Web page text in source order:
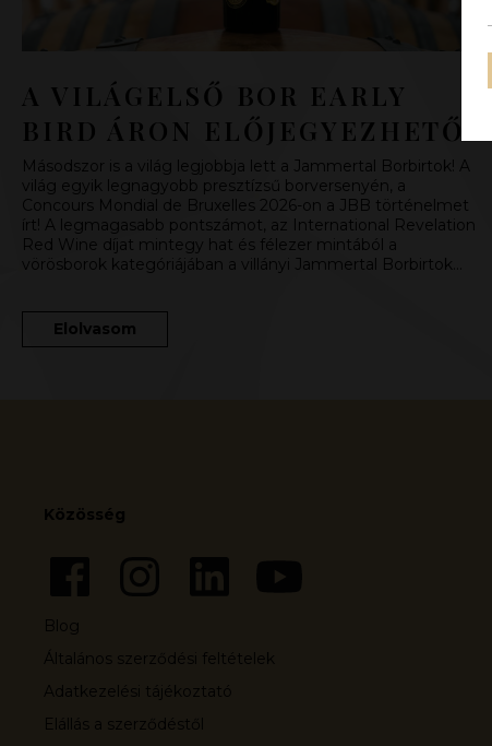
A VILÁGELSŐ BOR EARLY
BIRD ÁRON ELŐJEGYEZHETŐ
Másodszor is a világ legjobbja lett a Jammertal Borbirtok! A
világ egyik legnagyobb presztízsű borversenyén, a
Concours Mondial de Bruxelles 2026-on a JBB történelmet
írt! A legmagasabb pontszámot, az International Revelation
Red Wine díjat mintegy hat és félezer mintából a
vörösborok kategóriájában a villányi Jammertal Borbirtok…
Elolvasom
Közösség
Blog
Általános szerződési feltételek
Adatkezelési tájékoztató
Elállás a szerződéstől